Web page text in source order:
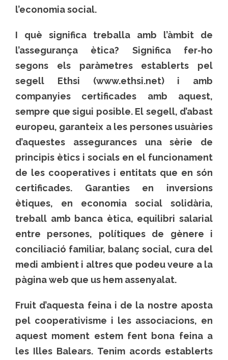
l’economia social.
I què significa treballa amb l’àmbit de
l’assegurança ètica? Significa fer-ho
segons els paràmetres establerts pel
segell Ethsi (www.ethsi.net) i amb
companyies certificades amb aquest,
sempre que sigui posible. El segell, d’abast
europeu, garanteix a les persones usuàries
d’aquestes assegurances una sèrie de
principis ètics i socials en el funcionament
de les cooperatives i entitats que en són
certificades. Garanties en inversions
ètiques, en economia social solidària,
treball amb banca ètica, equilibri salarial
entre persones, polítiques de gènere i
conciliació familiar, balanç social, cura del
medi ambient i altres que podeu veure a la
pàgina web que us hem assenyalat.
Fruit d’aquesta feina i de la nostre aposta
pel cooperativisme i les associacions, en
aquest moment estem fent bona feina a
les Illes Balears. Tenim acords establerts